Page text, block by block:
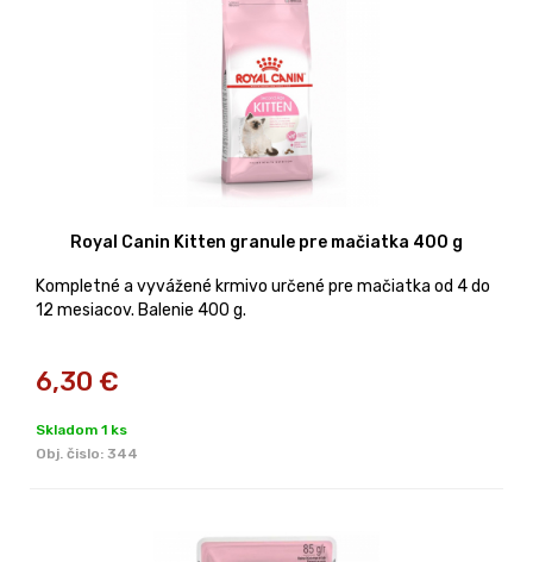
Royal Canin Kitten granule pre mačiatka 400 g
Kompletné a vyvážené krmivo určené pre mačiatka od 4 do
12 mesiacov. Balenie 400 g.
6,30 €
Skladom 1 ks
Obj. čislo: 344